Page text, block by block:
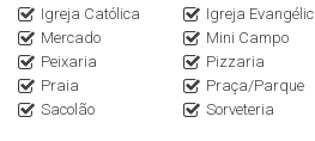
Imóvel ideal para quem procura
sossego e segurança, ou para quem
especial próximo da Praia.
Igreja Católica
Igreja
Mercado
Mini Campo
Peixaria
Pizzaria
Praia
Praça/Parque
Sacolão
Sorveteria